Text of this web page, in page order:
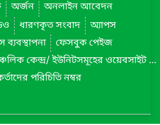
অর্জন
অনলাইন আবেদন
ধারণকৃত সংবাদ
অ্যাপস
ব্যবস্থাপনা
ফেসবুক পেইজ
বাংলাদেশ বেতারের আঞ্চলিক কেন্দ্র/ ইউনিটসমূহের ওয়েবসাইট লিংক
পরিচিতি নম্বর